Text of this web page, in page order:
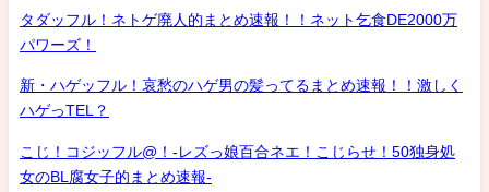
タダッフル！ネトゲ廃人的まとめ速報！！ネット乞食DE2000万
パワーズ！
新・ハゲッフル！哀愁のハゲ男の髪ってるまとめ速報！！激しく
ハゲっTEL？
こじ！コジッフル@！-レズっ娘百合ネエ！こじらせ！50独身処
女のBL腐女子的まとめ速報-